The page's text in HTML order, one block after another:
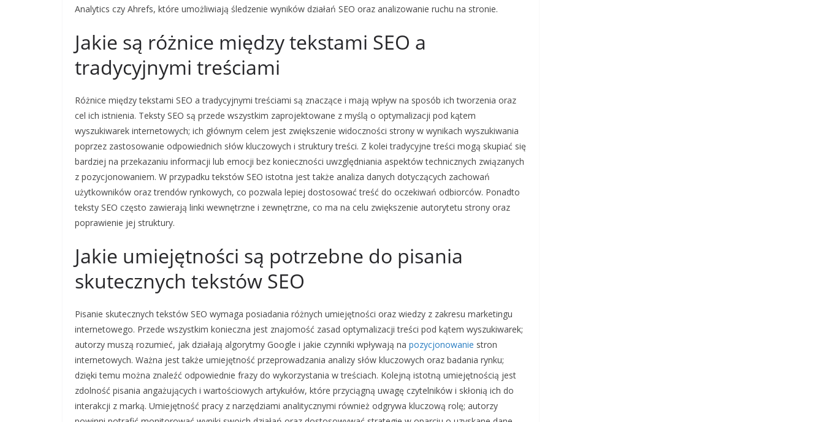
Analytics czy Ahrefs, które umożliwiają śledzenie wyników działań SEO oraz analizowanie ruchu na stronie.
Jakie są różnice między tekstami SEO a
tradycyjnymi treściami
Różnice między tekstami SEO a tradycyjnymi treściami są znaczące i mają wpływ na sposób ich tworzenia oraz
cel ich istnienia. Teksty SEO są przede wszystkim zaprojektowane z myślą o optymalizacji pod kątem
wyszukiwarek internetowych; ich głównym celem jest zwiększenie widoczności strony w wynikach wyszukiwania
poprzez zastosowanie odpowiednich słów kluczowych i struktury treści. Z kolei tradycyjne treści mogą skupiać się
bardziej na przekazaniu informacji lub emocji bez konieczności uwzględniania aspektów technicznych związanych
z pozycjonowaniem. W przypadku tekstów SEO istotna jest także analiza danych dotyczących zachowań
użytkowników oraz trendów rynkowych, co pozwala lepiej dostosować treść do oczekiwań odbiorców. Ponadto
teksty SEO często zawierają linki wewnętrzne i zewnętrzne, co ma na celu zwiększenie autorytetu strony oraz
poprawienie jej struktury.
Jakie umiejętności są potrzebne do pisania
skutecznych tekstów SEO
Pisanie skutecznych tekstów SEO wymaga posiadania różnych umiejętności oraz wiedzy z zakresu marketingu
internetowego. Przede wszystkim konieczna jest znajomość zasad optymalizacji treści pod kątem wyszukiwarek;
autorzy muszą rozumieć, jak działają algorytmy Google i jakie czynniki wpływają na pozycjonowanie stron
internetowych. Ważna jest także umiejętność przeprowadzania analizy słów kluczowych oraz badania rynku;
dzięki temu można znaleźć odpowiednie frazy do wykorzystania w treściach. Kolejną istotną umiejętnością jest
zdolność pisania angażujących i wartościowych artykułów, które przyciągną uwagę czytelników i skłonią ich do
interakcji z marką. Umiejętność pracy z narzędziami analitycznymi również odgrywa kluczową rolę; autorzy